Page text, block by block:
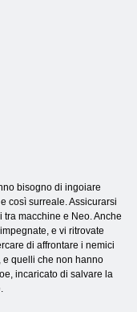
bisogno di ingoiare
così surreale. Assicurarsi
macchine e Neo. Anche
e vi ritrovate
di affrontare i nemici
e quelli che non hanno
incaricato di salvare la